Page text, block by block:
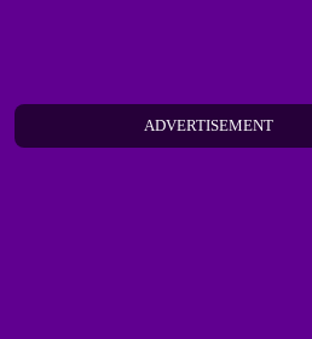
ADVERTISEMENT